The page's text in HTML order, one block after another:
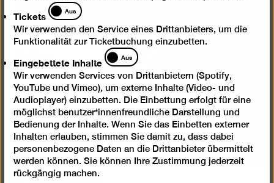
Tickets
Tickets
Aus
Wir verwenden den Service eines Drittanbieters, um die
Funktionalität zur Ticketbuchung einzubetten.
Eingebettete Inhalte
Eingebettete
Inhalte
Aus
Wir verwenden Services von Drittanbietern (Spotify,
YouTube und Vimeo), um externe Inhalte (Video- und
Audioplayer) einzubetten. Die Einbettung erfolgt für eine
möglichst benutzer*innenfreundliche Darstellung und
Bedienung der Inhalte. Wenn Sie das Einbetten externer
Inhalten erlauben, stimmen Sie damit zu, dass dabei
personenbezogene Daten an die Drittanbieter übermittelt
werden können. Sie können Ihre Zustimmung jederzeit
rückgängig machen.